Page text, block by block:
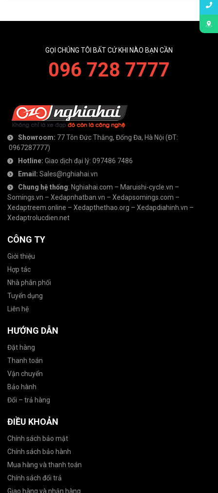
GỌI CHÚNG TÔI BẤT CỨ KHI NÀO BẠN CẦN
096 728 7777
Showroom: 77 Tôn Đức Thắng, Đống Đa, Hà Nội (ĐT:
0967287777)
Hotline: Giao dịch đại lý: 097486 7486
Email: Sales@nghiahai.vn
Chung hệ thống: Nghiahai.com – Maruishi-cycle.vn –
Somings.vn – Xedapnhatban.vn – Xedapsomings.com –
Xedaptreem.online – Xedapthethao.org – Xedapdiahinh.vn –
Xedaptrolucdien.net
CÔNG TY
Giới thiệu
Hợp tác
Nhà phân phối
Tuyển dụng
Liên hệ
HƯỚNG DẪN
Đặt hàng
Thanh toán
Vận chuyển
Bảo hành
Đổi – trả hàng
ĐIỀU KHOẢN
Chính sách bảo mật
Chính sách bảo hành
Mua hàng và thanh toán
Chính sách đổi trả
Giao hàng và nhận hàng